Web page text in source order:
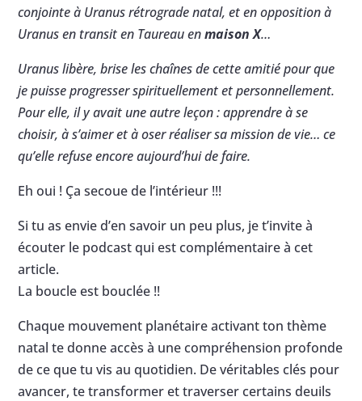
conjointe à Uranus rétrograde natal, et en opposition à
Uranus en transit en Taureau enmaison X…
Uranus libère, brise les chaînes de cette amitié pour que
je puisse progresser spirituellement et personnellement.
Pour elle, il y avait une autre leçon : apprendre à se
choisir, à s’aimer et à oser réaliser sa mission de vie… ce
qu’elle refuse encore aujourd’hui de faire.
Eh oui ! Ça secoue de l’intérieur !!!
Si tu as envie d’en savoir un peu plus, je t’invite à
écouter le podcast qui est complémentaire à cet
article.
La boucle est bouclée !!
Chaque mouvement planétaire activant ton thème
natal te donne accès à une compréhension profonde
de ce que tu vis au quotidien. De véritables clés pour
avancer, te transformer et traverser certains deuils